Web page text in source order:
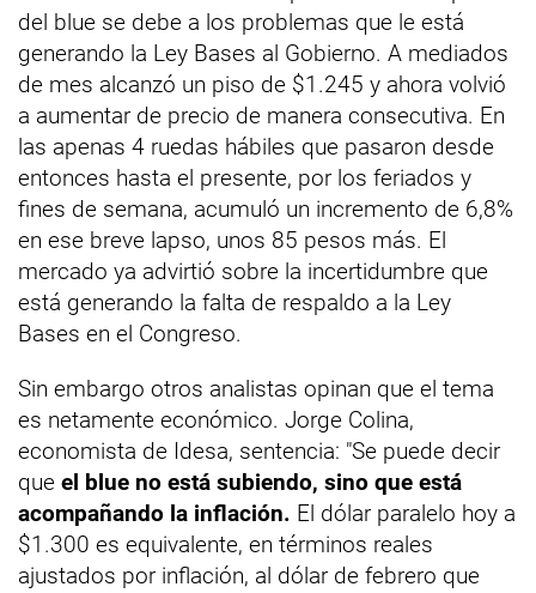
del blue se debe a los problemas que le está
generando la Ley Bases al Gobierno. A mediados
de mes alcanzó un piso de $1.245 y ahora volvió
a aumentar de precio de manera consecutiva. En
las apenas 4 ruedas hábiles que pasaron desde
entonces hasta el presente, por los feriados y
fines de semana, acumuló un incremento de 6,8%
en ese breve lapso, unos 85 pesos más. El
mercado ya advirtió sobre la incertidumbre que
está generando la falta de respaldo a la Ley
Bases en el Congreso.
Sin embargo otros analistas opinan que el tema
es netamente económico. Jorge Colina,
economista de Idesa, sentencia: "Se puede decir
que el blue no está subiendo, sino que está
acompañando la inflación. El dólar paralelo hoy a
$1.300 es equivalente, en términos reales
ajustados por inflación, al dólar de febrero que